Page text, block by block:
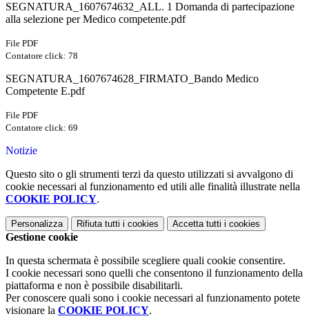
SEGNATURA_1607674632_ALL. 1 Domanda di partecipazione
alla selezione per Medico competente.pdf
File PDF
Contatore click: 78
SEGNATURA_1607674628_FIRMATO_Bando Medico
Competente E.pdf
File PDF
Contatore click: 69
Notizie
Questo sito o gli strumenti terzi da questo utilizzati si avvalgono di
cookie necessari al funzionamento ed utili alle finalità illustrate nella
COOKIE POLICY.
Personalizza Rifiuta tutti i cookies Accetta tutti i cookies
Gestione cookie
In questa schermata è possibile scegliere quali cookie consentire.
I cookie necessari sono quelli che consentono il funzionamento della
piattaforma e non è possibile disabilitarli.
Per conoscere quali sono i cookie necessari al funzionamento potete
visionare la COOKIE POLICY.